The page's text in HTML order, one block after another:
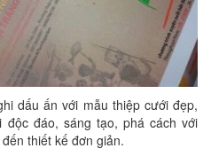
dấu ấn với mẫu thiệp cưới đẹp,
đáo, sáng tạo, phá cách với
thiết kế đơn giản.